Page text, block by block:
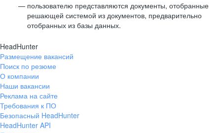
пользователю представляются документы, отобранные
решающей системой из документов, предварительно
отобранных из базы данных.
HeadHunter
Размещение вакансий
Поиск по резюме
О компании
Наши вакансии
Реклама на сайте
Требования к ПО
Безопасный HeadHunter
HeadHunter API